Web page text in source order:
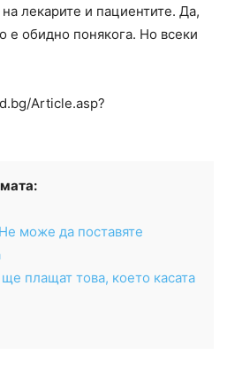
лекарите и пациентите. Да,
е обидно понякога. Но всеки
Article.asp?
може да поставяте
плащат това, което касата